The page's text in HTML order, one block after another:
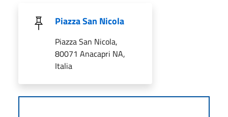
Piazza San Nicola
Piazza San Nicola,
80071 Anacapri NA,
Italia